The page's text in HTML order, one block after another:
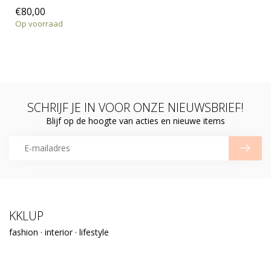
€80,00
Op voorraad
SCHRIJF JE IN VOOR ONZE NIEUWSBRIEF!
Blijf op de hoogte van acties en nieuwe items
KKLUP
fashion · interior · lifestyle